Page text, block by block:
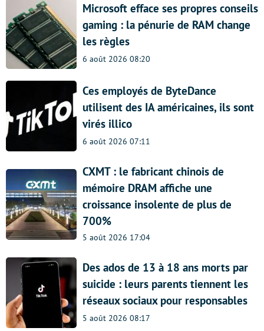
Microsoft efface ses propres conseils
gaming : la pénurie de RAM change
les règles
6 août 2026 08:20
Ces employés de ByteDance
utilisent des IA américaines, ils sont
virés illico
6 août 2026 07:11
CXMT : le fabricant chinois de
mémoire DRAM affiche une
croissance insolente de plus de
700%
5 août 2026 17:04
Des ados de 13 à 18 ans morts par
suicide : leurs parents tiennent les
réseaux sociaux pour responsables
5 août 2026 08:17